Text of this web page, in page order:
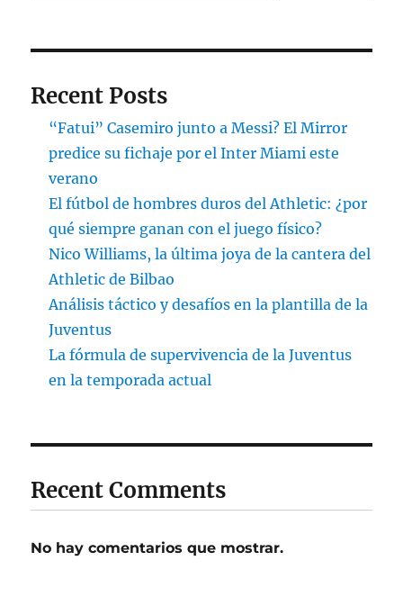
Recent Posts
“Fatui” Casemiro junto a Messi? El Mirror
predice su fichaje por el Inter Miami este
verano
El fútbol de hombres duros del Athletic: ¿por
qué siempre ganan con el juego físico?
Nico Williams, la última joya de la cantera del
Athletic de Bilbao
Análisis táctico y desafíos en la plantilla de la
Juventus
La fórmula de supervivencia de la Juventus
en la temporada actual
Recent Comments
No hay comentarios que mostrar.